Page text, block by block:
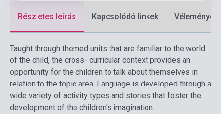
Részletes leírás Kapcsolódó linkek Vélemények
Taught through themed units that are familiar to the world
of the child, the cross- curricular context provides an
opportunity for the children to talk about themselves in
relation to the topic area. Language is developed through a
wide variety of activity types and stories that foster the
development of the children's imagination.